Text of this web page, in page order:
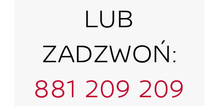
LUB
ZADZWOŃ:
881 209 209